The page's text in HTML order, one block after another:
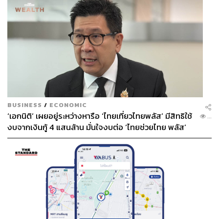
BUSINESS / ECONOMIC
‘เอกนิติ’ เผยอยู่ระหว่างหารือ ‘ไทยเที่ยวไทยพลัส’ มีสิทธิใช้
งบจากเงินกู้ 4 แสนล้าน มั่นใจงบต่อ ‘ไทยช่วยไทย พลัส’
เฟส 2 มีเพียงพอ
...